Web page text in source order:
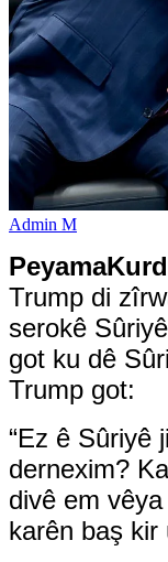
Admin M
PeyamaKurd
Trump di
serokê
got ku dê
Trump got:
“Ez ê Sûriyê
dernexim?
divê em
karên baş kir